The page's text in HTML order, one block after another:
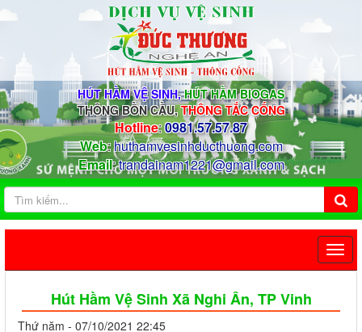
HÚT HẦM VỆ SINH,HÚT HẦM BIOGAS
THÔNG BỒN CẦU, THÔNG TẮC CỐNG
Hotline:0981.57.57.87
Web:huthamvesinhducthuong.com
Email:trandainam1221@gmail.com
Hút Hầm Vệ Sinh Xã Nghi Ân, TP Vinh
Thứ năm - 07/10/2021 22:45